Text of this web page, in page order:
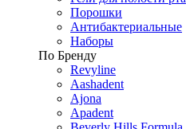
Порошки
Антибактериальные
Наборы
По Бренду
Revyline
Aashadent
Ajona
Apadent